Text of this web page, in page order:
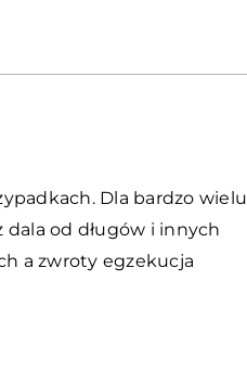
Dla bardzo wielu
od długów i innych
a zwroty egzekucja